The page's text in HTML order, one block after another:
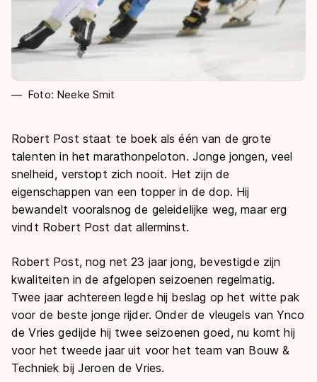
Foto: Neeke Smit
Robert Post staat te boek als één van de grote
talenten in het marathonpeloton. Jonge jongen, veel
snelheid, verstopt zich nooit. Het zijn de
eigenschappen van een topper in de dop. Hij
bewandelt vooralsnog de geleidelijke weg, maar erg
vindt Robert Post dat allerminst.
Robert Post, nog net 23 jaar jong, bevestigde zijn
kwaliteiten in de afgelopen seizoenen regelmatig.
Twee jaar achtereen legde hij beslag op het witte pak
voor de beste jonge rijder. Onder de vleugels van Ynco
de Vries gedijde hij twee seizoenen goed, nu komt hij
voor het tweede jaar uit voor het team van Bouw &
Techniek bij Jeroen de Vries.